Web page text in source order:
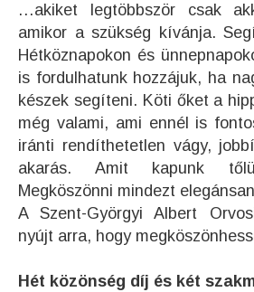
…akiket legtöbbször csak
amikor a szükség kívánja.
Hétköznapokon és
is fordulhatunk hozzájuk, ha
készek segíteni. Köti őket a
még valami, ami ennél is
iránti rendíthetetlen vágy,
akarás. Amit kapunk
Megköszönni mindezt
A Szent-Györgyi Albert
nyújt arra, hogy
Hét közönség díj és két